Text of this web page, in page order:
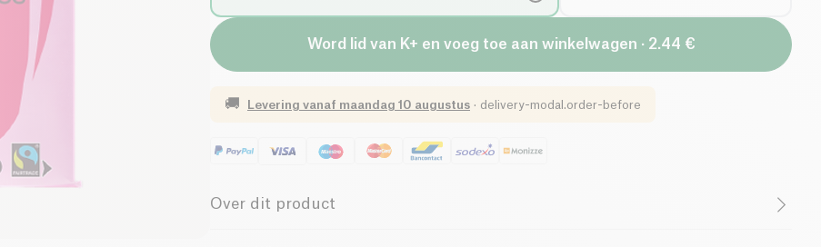
Word lid van K+ en voeg toe aan winkelwagen · 2.44 €
🚚 Levering vanaf maandag 10 augustus · delivery-modal.order-before
Over dit product